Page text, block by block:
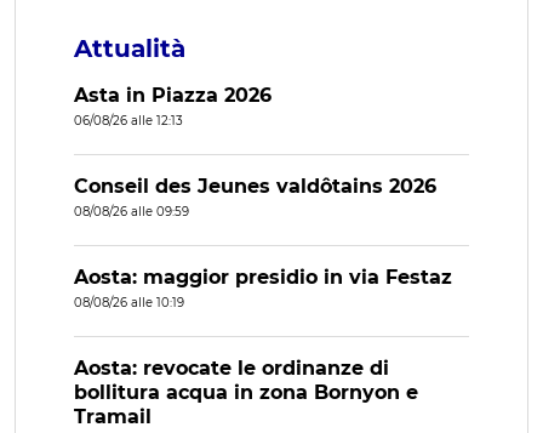
Attualità
Asta in Piazza 2026
06/08/26 alle 12:13
Conseil des Jeunes valdôtains 2026
08/08/26 alle 09:59
Aosta: maggior presidio in via Festaz
08/08/26 alle 10:19
Aosta: revocate le ordinanze di
bollitura acqua in zona Bornyon e
Tramail